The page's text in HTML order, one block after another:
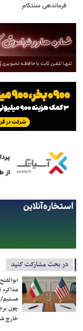
فرماندهی سنتکام
در بحث مشارکت کنید
مذاکره
هستیم/
چون
خارج